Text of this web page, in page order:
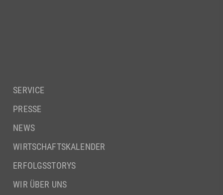
SERVICE
PRESSE
NEWS
WIRTSCHAFTSKALENDER
ERFOLGSSTORYS
WIR ÜBER UNS